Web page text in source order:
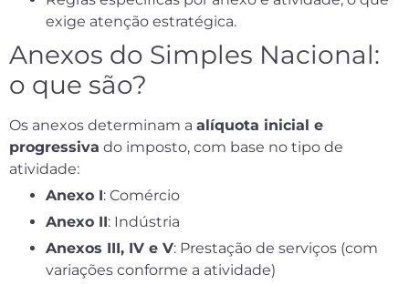
exige atenção estratégica.
Anexos do Simples Nacional:
o que são?
Os anexos determinam a alíquota inicial e
progressiva do imposto, com base no tipo de
atividade:
Anexo I: Comércio
Anexo II: Indústria
Anexos III, IV e V: Prestação de serviços (com
variações conforme a atividade)